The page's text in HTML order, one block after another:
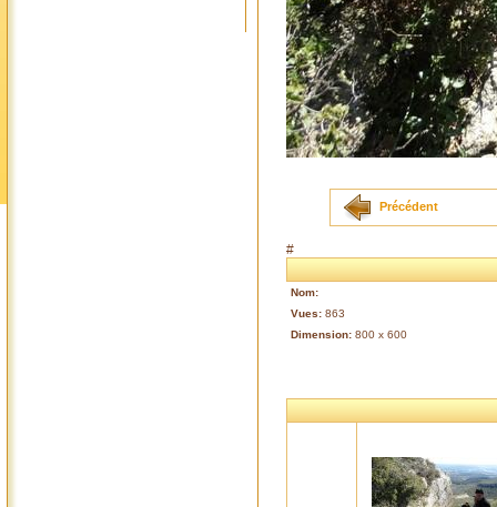
Précédent
#
Nom:
Vues: 863
Dimension: 800 x 600